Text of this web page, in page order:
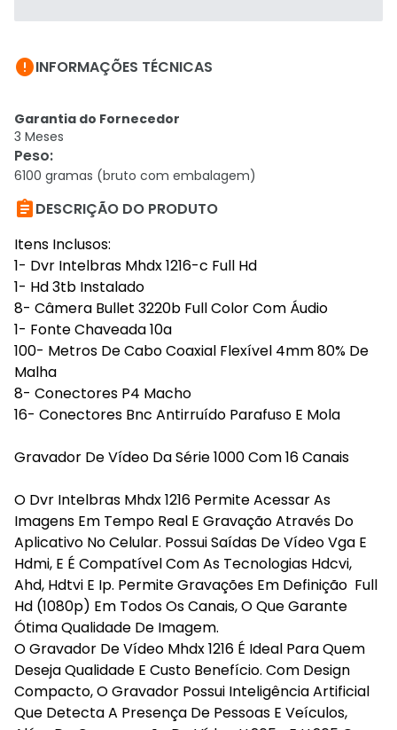
INFORMAÇÕES TÉCNICAS
Garantia do Fornecedor
3 Meses
Peso:
6100 gramas (bruto com embalagem)
DESCRIÇÃO DO PRODUTO
Itens Inclusos:
1- Dvr Intelbras Mhdx 1216-c Full Hd
1- Hd 3tb Instalado
8- Câmera Bullet 3220b Full Color Com Áudio
1- Fonte Chaveada 10a
100- Metros De Cabo Coaxial Flexível 4mm 80% De
Malha
8- Conectores P4 Macho
16- Conectores Bnc Antirruído Parafuso E Mola
Gravador De Vídeo Da Série 1000 Com 16 Canais
O Dvr Intelbras Mhdx 1216 Permite Acessar As
Imagens Em Tempo Real E Gravação Através Do
Aplicativo No Celular. Possui Saídas De Vídeo Vga E
Hdmi, E É Compatível Com As Tecnologias Hdcvi,
Ahd, Hdtvi E Ip. Permite Gravações Em Definição Full
Hd (1080p) Em Todos Os Canais, O Que Garante
Ótima Qualidade De Imagem.
O Gravador De Vídeo Mhdx 1216 É Ideal Para Quem
Deseja Qualidade E Custo Benefício. Com Design
Compacto, O Gravador Possui Inteligência Artificial
Que Detecta A Presença De Pessoas E Veículos,